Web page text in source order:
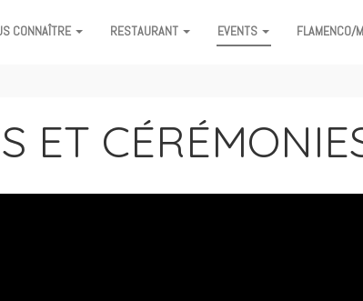
CONNAÎTRE RESTAURANT EVENTS FLAMENCO/
ET